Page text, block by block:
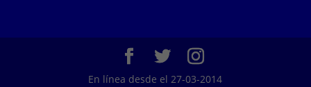
En línea desde el 27-03-2014